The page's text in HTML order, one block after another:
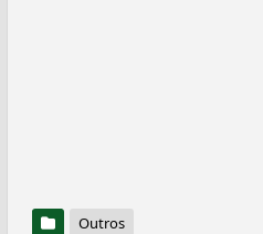
Outros